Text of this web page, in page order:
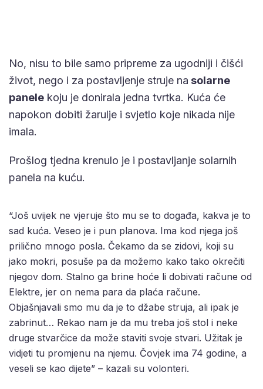
No, nisu to bile samo pripreme za ugodniji i čišći
život, nego i za postavljenje struje na solarne
panele koju je donirala jedna tvrtka. Kuća će
napokon dobiti žarulje i svjetlo koje nikada nije
imala.
Prošlog tjedna krenulo je i postavljanje solarnih
panela na kuću.
“Još uvijek ne vjeruje što mu se to događa, kakva je to
sad kuća. Veseo je i pun planova. Ima kod njega još
prilično mnogo posla. Čekamo da se zidovi, koji su
jako mokri, posuše pa da možemo kako tako okrečiti
njegov dom. Stalno ga brine hoće li dobivati račune od
Elektre, jer on nema para da plaća račune.
Objašnjavali smo mu da je to džabe struja, ali ipak je
zabrinut… Rekao nam je da mu treba još stol i neke
druge stvarčice da može staviti svoje stvari. Užitak je
vidjeti tu promjenu na njemu. Čovjek ima 74 godine, a
veseli se kao dijete” – kazali su volonteri.